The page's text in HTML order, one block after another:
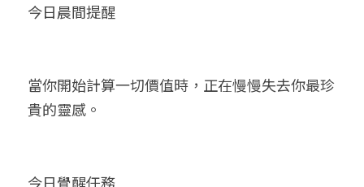
今日晨間提醒
當你開始計算一切價值時，正在慢慢失去你最珍
貴的靈感。
今日覺醒任務